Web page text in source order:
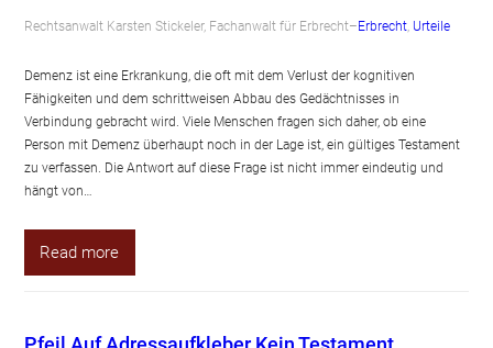
Rechtsanwalt Karsten Stickeler, Fachanwalt für Erbrecht–Erbrecht, Urteile
Demenz ist eine Erkrankung, die oft mit dem Verlust der kognitiven
Fähigkeiten und dem schrittweisen Abbau des Gedächtnisses in
Verbindung gebracht wird. Viele Menschen fragen sich daher, ob eine
Person mit Demenz überhaupt noch in der Lage ist, ein gültiges Testament
zu verfassen. Die Antwort auf diese Frage ist nicht immer eindeutig und
hängt von…
Read more